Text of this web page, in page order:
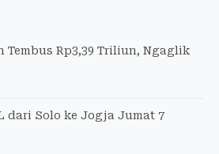
Tembus Rp3,39 Triliun, Ngaglik
dari Solo ke Jogja Jumat 7